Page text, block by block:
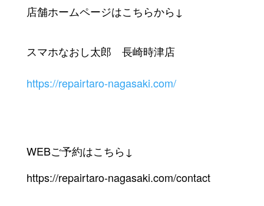
店舗ホームページはこちらから↓
スマホなおし太郎 長崎時津店
https://repairtaro-nagasaki.com/
WEBご予約はこちら↓
https://repairtaro-nagasaki.com/contact